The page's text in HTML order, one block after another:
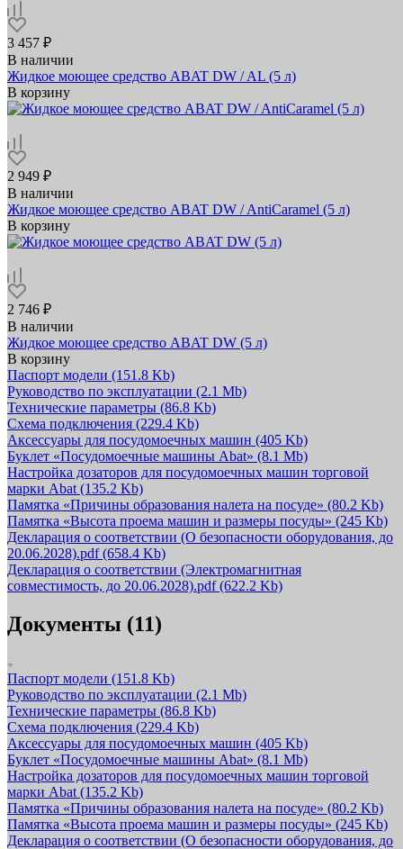
3 457 ₽
В наличии
Жидкое моющее средство ABAT DW / AL (5 л)
В корзину
2 949 ₽
В наличии
Жидкое моющее средство ABAT DW / AntiCaramel (5 л)
В корзину
2 746 ₽
В наличии
Жидкое моющее средство ABAT DW (5 л)
В корзину
Паспорт модели (151.8 Kb)
Руководство по эксплуатации (2.1 Mb)
Технические параметры (86.8 Kb)
Схема подключения (229.4 Kb)
Аксессуары для посудомоечных машин (405 Kb)
Буклет «Посудомоечные машины Abat» (8.1 Mb)
Настройка дозаторов для посудомоечных машин торговой
марки Abat (135.2 Kb)
Памятка «Причины образования налета на посуде» (80.2 Kb)
Памятка «Высота проема машин и размеры посуды» (245 Kb)
Декларация о соответствии (О безопасности оборудования, до
20.06.2028).pdf(658.4 Kb)
Декларация о соответствии (Электромагнитная
совместимость, до 20.06.2028).pdf(622.2 Kb)
Документы (11)
Паспорт модели (151.8 Kb)
Руководство по эксплуатации (2.1 Mb)
Технические параметры (86.8 Kb)
Схема подключения (229.4 Kb)
Аксессуары для посудомоечных машин (405 Kb)
Буклет «Посудомоечные машины Abat» (8.1 Mb)
Настройка дозаторов для посудомоечных машин торговой
марки Abat (135.2 Kb)
Памятка «Причины образования налета на посуде» (80.2 Kb)
Памятка «Высота проема машин и размеры посуды» (245 Kb)
Декларация о соответствии (О безопасности оборудования, до